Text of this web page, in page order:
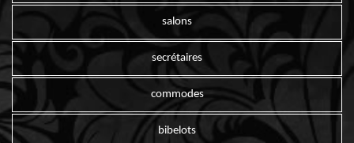
salons
secrétaires
commodes
bibelots